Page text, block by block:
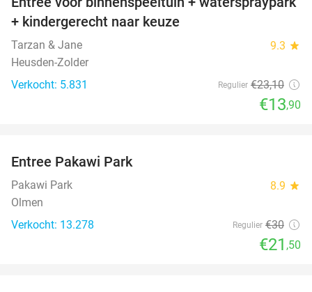
40%
+ kindergerecht naar keuze
Tarzan & Jane 9.3 star
Heusden-Zolder
Verkocht: 5.831
Regulier €23,10
€13,90
Entree Pakawi Park
Pakawi Park 8.9 star
Olmen
Verkocht: 13.278
Regulier €30
€21 ,50